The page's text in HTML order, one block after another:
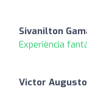
Sivanilton
Experiência
Victor Augusto